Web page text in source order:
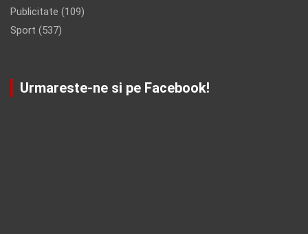
Publicitate (109)
Sport (537)
Urmareste-ne si pe Facebook!